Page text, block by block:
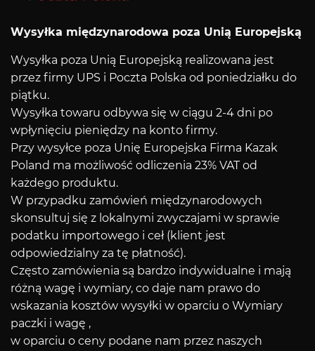
Wysyłka międzynarodowa poza Unią Europejską
Wysyłka poza Unią Europejską realizowana jest
przez firmy UPS i Poczta Polska od poniedziałku do
piątku.
Wysyłka towaru odbywa się w ciągu 2-4 dni po
wpłynięciu pieniędzy na konto firmy.
Przy wysyłce poza Unię Europejska Firma Kazak
Poland ma możliwość odliczenia 23% VAT od
każdego produktu.
W przypadku zamówień międzynarodowych
skonsultuj się z lokalnymi zwyczajami w sprawie
podatku importowego i ceł (klient jest
odpowiedzialny za tę płatność).
Często zamówienia są bardzo indywidualne i mają
różną wagę i wymiary, co daje nam prawo do
wskazania kosztów wysyłki w oparciu o Wymiary
paczki i wagę ,
w oparciu o ceny podane nam przez naszych